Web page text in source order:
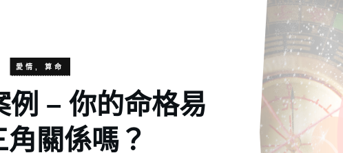
愛情 ,算命
例 – 你的命格易
角關係嗎？